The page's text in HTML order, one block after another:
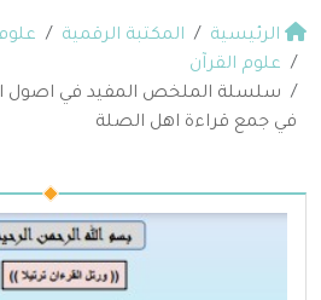
الرئيسية المكتبة الرقمية
علوم القرآن
سلسلة الملخص المفيد في اصول
في جمع قراءة اهل الصلة